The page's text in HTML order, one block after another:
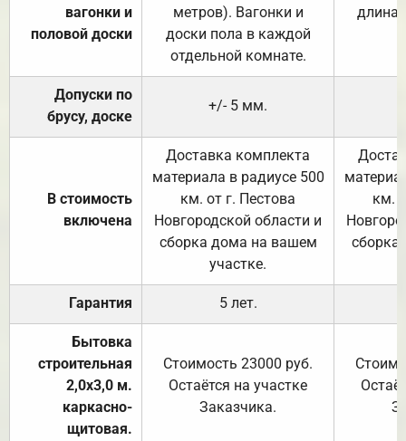
вагонки и
половой доски
метров). Вагонки и
доски пола в каждой
отдельной комнате.
длина
Допуски по
брусу, доске
+/- 5 мм.
В стоимость
включена
Доставка комплекта
материала в радиусе 500
км. от г. Пестова
Новгородской области и
сборка дома на вашем
участке.
км.
Гарантия 5 лет.
Бытовка
строительная
2,0х3,0 м.
каркасно-
щитовая.
Стоимость 23000 руб.
Остаётся на участке
Заказчика.